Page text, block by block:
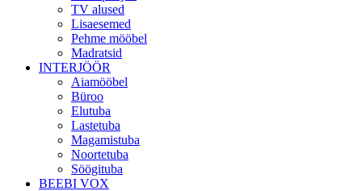
TV alused
Lisaesemed
Pehme mööbel
Madratsid
INTERJÖÖR
Aiamööbel
Büroo
Elutuba
Lastetuba
Magamistuba
Noortetuba
Söögituba
BEEBI VOX